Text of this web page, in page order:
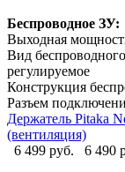
Беспроводное ЗУ:
Выходная
Вид
регулируемое
Конструкция
Разъем
Держатель Pitaka
(вентиляция)
6 499 руб.
6 490